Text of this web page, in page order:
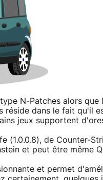
N-Patches alors
réside dans le fait qu'il
jeux supportent
(1.0.0.8), de Counter-
et peut être même
et permet